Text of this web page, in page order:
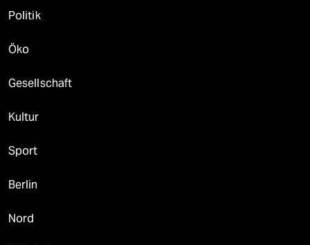
Politik
Öko
Gesellschaft
Kultur
Sport
Berlin
Nord